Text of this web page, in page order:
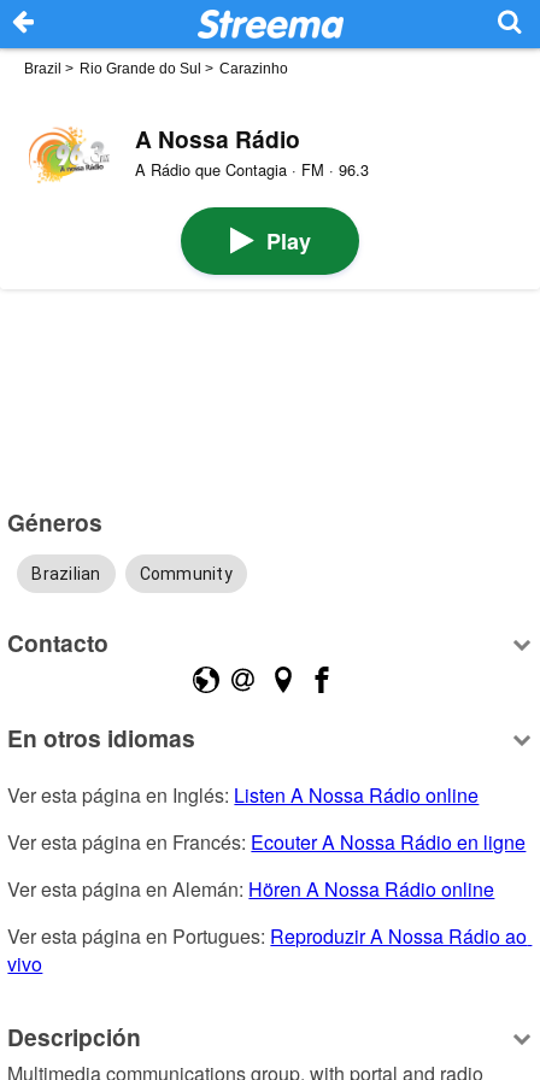
Brazil > Rio Grande do Sul > Carazinho
A Nossa Rádio
A Rádio que Contagia · FM · 96.3
Play
Géneros
Brazilian Community
Contacto
En otros idiomas
Ver esta página en Inglés: Listen A Nossa Rádio online
Ver esta página en Francés: Ecouter A Nossa Rádio en ligne
Ver esta página en Alemán: Hören A Nossa Rádio online
Ver esta página en Portugues: Reproduzir A Nossa Rádio ao
vivo
Descripción
Multimedia communications group, with portal and radio